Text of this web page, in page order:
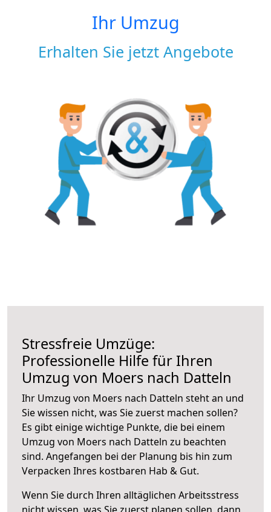
Ihr Umzug
Erhalten Sie jetzt Angebote
Stressfreie Umzüge:
Professionelle Hilfe für Ihren
Umzug von Moers nach Datteln
Ihr Umzug von Moers nach Datteln steht an und
Sie wissen nicht, was Sie zuerst machen sollen?
Es gibt einige wichtige Punkte, die bei einem
Umzug von Moers nach Datteln zu beachten
sind. Angefangen bei der Planung bis hin zum
Verpacken Ihres kostbaren Hab & Gut.
Wenn Sie durch Ihren alltäglichen Arbeitsstress